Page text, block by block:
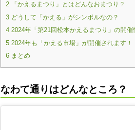
2 「かえるまつり」とはどんなおまつり？
3 どうして「かえる」がシンボルなの？
4 2024年「第21回松本かえるまつり」の開催
5 2024年も「かえる市場」が開催されます！
6 まとめ
なわて通りはどんなところ？